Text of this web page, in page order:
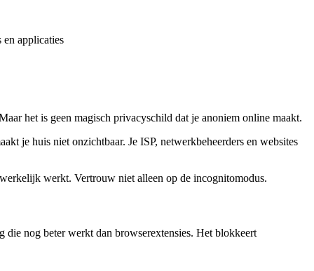
applicaties
het is geen magisch privacyschild dat je anoniem online maakt.
je huis niet onzichtbaar. Je ISP, netwerkbeheerders en websites
werkt. Vertrouw niet alleen op de incognitomodus.
die nog beter werkt dan browserextensies. Het blokkeert